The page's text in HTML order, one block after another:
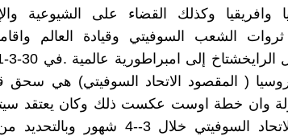
وافريقيا وكذلك القضاء على الشيوعية
الشعب السوفيتي وقيادة العالم
( المقصود الاتحاد السوفيتي) هي سحق
وان خطة اوست عكست ذلك وكان يعتقد